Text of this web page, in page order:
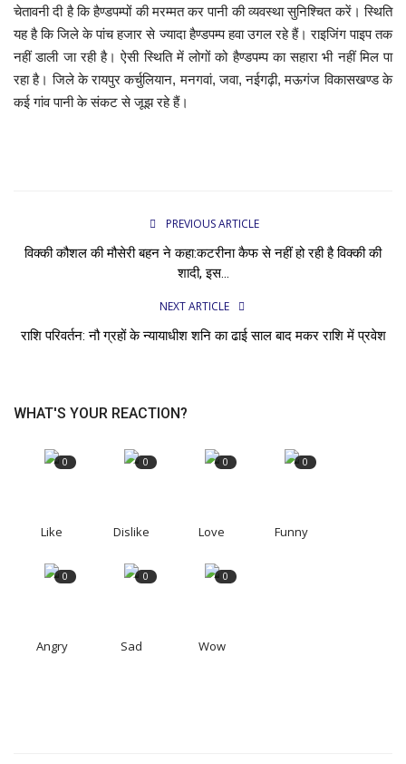
चेतावनी दी है कि हैण्डपम्पों की मरम्मत कर पानी की व्यवस्था सुनिश्चित करें। स्थिति
यह है कि जिले के पांच हजार से ज्यादा हैण्डपम्प हवा उगल रहे हैं। राइजिंग पाइप तक
नहीं डाली जा रही है। ऐसी स्थिति में लोगों को हैण्डपम्प का सहारा भी नहीं मिल पा
रहा है। जिले के रायपुर कर्चुलियान, मनगवां, जवा, नईगढ़ी, मऊगंज विकासखण्ड के
कई गांव पानी के संकट से जूझ रहे हैं।
PREVIOUS ARTICLE
विक्की कौशल की मौसेरी बहन ने कहा:कटरीना कैफ से नहीं हो रही है विक्की की
शादी, इस...
NEXT ARTICLE
राशि परिवर्तन: नौ ग्रहों के न्यायाधीश शनि का ढाई साल बाद मकर राशि में प्रवेश
WHAT'S YOUR REACTION?
0
Like
0
Dislike
0
Love
0
Funny
0
Angry
0
Sad
0
Wow